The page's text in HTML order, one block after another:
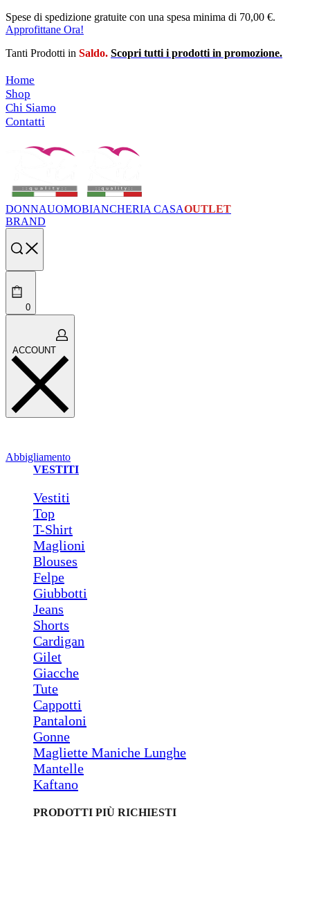
Skip
to
Spese di spedizione gratuite con una spesa minima di 70,00 €.
Approfittane Ora!
Tanti Prodotti in Saldo. Scopri tutti i prodotti in promozione.
Home
Shop
Chi Siamo
Contatti
DONNAUOMOBIANCHERIA CASAOUTLET
BRAND
Search
0
Open
ACCOUNT
Abbigliamento
VESTITI
Vestiti
Top
T-Shirt
Maglioni
Blouses
Felpe
Giubbotti
Jeans
Shorts
Cardigan
Gilet
Giacche
Tute
Cappotti
Pantaloni
Gonne
Magliette Maniche Lunghe
Mantelle
Kaftano
PRODOTTI PIÙ RICHIESTI